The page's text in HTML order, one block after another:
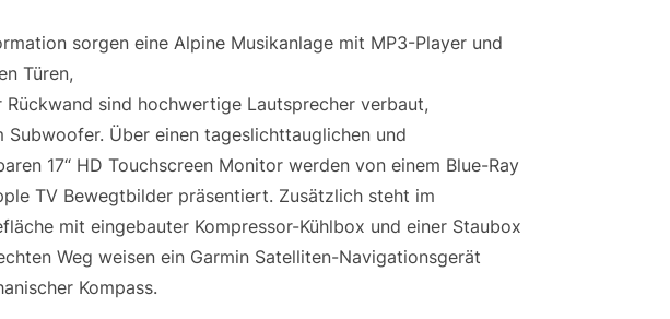
sorgen eine Alpine Musikanlage mit MP3-Player und
Türen,
Rückwand sind hochwertige Lautsprecher verbaut,
Subwoofer. Über einen tageslichttauglichen und
17“ HD Touchscreen Monitor werden von einem Blue-Ray
TV Bewegtbilder präsentiert. Zusätzlich steht im
mit eingebauter Kompressor-Kühlbox und einer Staubox
Weg weisen ein Garmin Satelliten-Navigationsgerät
Kompass.